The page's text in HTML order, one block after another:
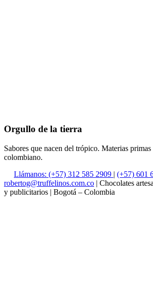
Orgullo de la tierra
Sabores que nacen del trópico. Materias
colombiano.
Llámanos: (+57) 312 585 2909 | (+57) 601
robertog@truffelinos.com.co | Chocolates
y publicitarios | Bogotá – Colombia